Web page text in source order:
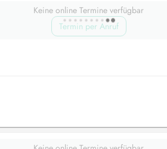
Keine online Termine verfügbar
Termin per Anruf